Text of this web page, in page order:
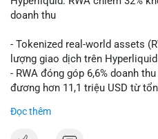
📰 Nguồn: CoinDesk
doanh thu
- Tokenized real-world assets
lượng giao dịch trên
- RWA đóng góp 6,6% doanh
đương hơn 11,1 triệu USD từ
sản hóa thực tế trên sàn giao
Đọc thêm